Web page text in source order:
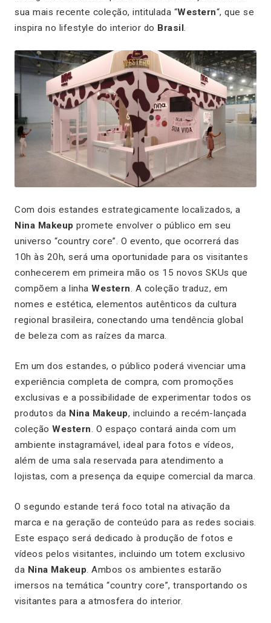
sua mais recente coleção, intitulada “Western“, que se
inspira no lifestyle do interior do Brasil.
Com dois estandes estrategicamente localizados, a
Nina Makeup promete envolver o público em seu
universo “country core”. O evento, que ocorrerá das
10h às 20h, será uma oportunidade para os visitantes
conhecerem em primeira mão os 15 novos SKUs que
compõem a linha Western. A coleção traduz, em
nomes e estética, elementos autênticos da cultura
regional brasileira, conectando uma tendência global
de beleza com as raízes da marca.
Em um dos estandes, o público poderá vivenciar uma
experiência completa de compra, com promoções
exclusivas e a possibilidade de experimentar todos os
produtos da Nina Makeup, incluindo a recém-lançada
coleção Western. O espaço contará ainda com um
ambiente instagramável, ideal para fotos e vídeos,
além de uma sala reservada para atendimento a
lojistas, com a presença da equipe comercial da marca.
O segundo estande terá foco total na ativação da
marca e na geração de conteúdo para as redes sociais.
Este espaço será dedicado à produção de fotos e
vídeos pelos visitantes, incluindo um totem exclusivo
da Nina Makeup. Ambos os ambientes estarão
imersos na temática “country core”, transportando os
visitantes para a atmosfera do interior.